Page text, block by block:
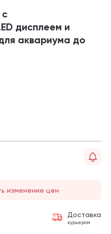
дисплеем и
аквариума до
изменение цен
Доставка
курьером